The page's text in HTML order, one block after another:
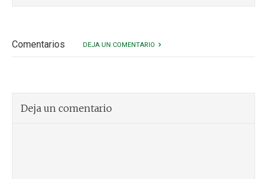
Comentarios DEJA UN COMENTARIO
Deja un comentario